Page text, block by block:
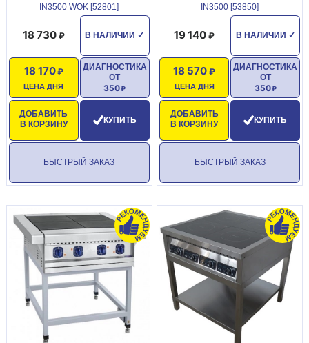
IN3500 WOK [52801]
В НАЛИЧИИ ✓
18 730
ЦЕНА ДНЯ
18 170
ДОБАВИТЬ
В КОРЗИНУ
ДИАГНОСТИКА
ОТ
350
КУПИТЬ
БЫСТРЫЙ ЗАКАЗ
IN3500 [53850]
В НАЛИЧИИ ✓
19 140
ЦЕНА ДНЯ
18 570
ДОБАВИТЬ
В КОРЗИНУ
ДИАГНОСТИКА
ОТ
350
КУПИТЬ
БЫСТРЫЙ ЗАКАЗ